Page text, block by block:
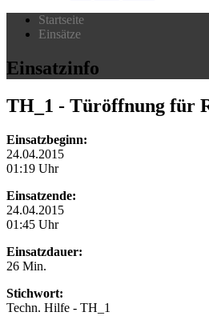
Startseite
Einsätze
Einsatzinfo
TH_1 - Türöffnung für
Einsatzbeginn:
24.04.2015
01:19 Uhr
Einsatzende:
24.04.2015
01:45 Uhr
Einsatzdauer:
26 Min.
Stichwort:
Techn. Hilfe - TH_1